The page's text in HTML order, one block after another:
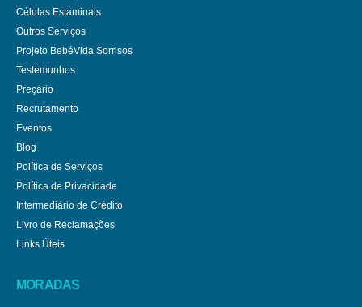
Células Estaminais
Outros Serviços
Projeto BebéVida Sorrisos
Testemunhos
Preçário
Recrutamento
Eventos
Blog
Política de Serviços
Política de Privacidade
Intermediário de Crédito
Livro de Reclamações
Links Úteis
MORADAS